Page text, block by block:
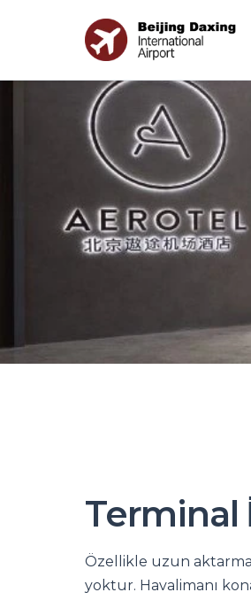
Terminal
Özellikle uzun
yoktur. Havalimanı